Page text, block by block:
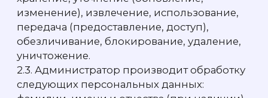
и безоговорочное согласие на передачу
Администратором персональных данных
третьим лицам, выбранным
Администратором.
2.7. Изменения пользовательских настроек,
в результате которых файлы Cookies будут
заблокированы или удалены, могут
привести к недоступности отдельных
компонентов Сервиса.